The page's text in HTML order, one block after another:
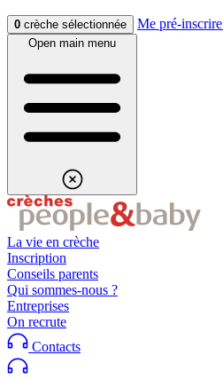
Aller au contenuAller au footer
0 crèche sélectionnée Me pré-inscrire
Open main menu
La vie en crèche
Inscription
Conseils parents
Qui sommes-nous ?
Entreprises
On recrute
Contacts